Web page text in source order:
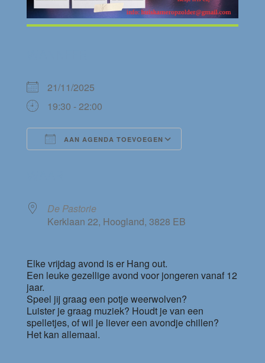
21/11/2025
19:30 - 22:00
AAN AGENDA TOEVOEGEN
De Pastorie
Kerklaan 22, Hoogland, 3828 EB
Elke vrijdag avond is er Hang out.
Een leuke gezellige avond voor jongeren vanaf 12
jaar.
Speel jij graag een potje weerwolven?
Luister je graag muziek? Houdt je van een
spelletjes, of wil je liever een avondje chillen?
Het kan allemaal.